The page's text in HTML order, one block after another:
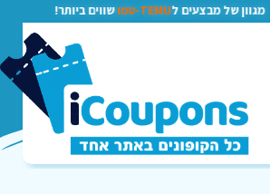
מגוון של מבצעים לTEMU-טמו שווים ביותר!